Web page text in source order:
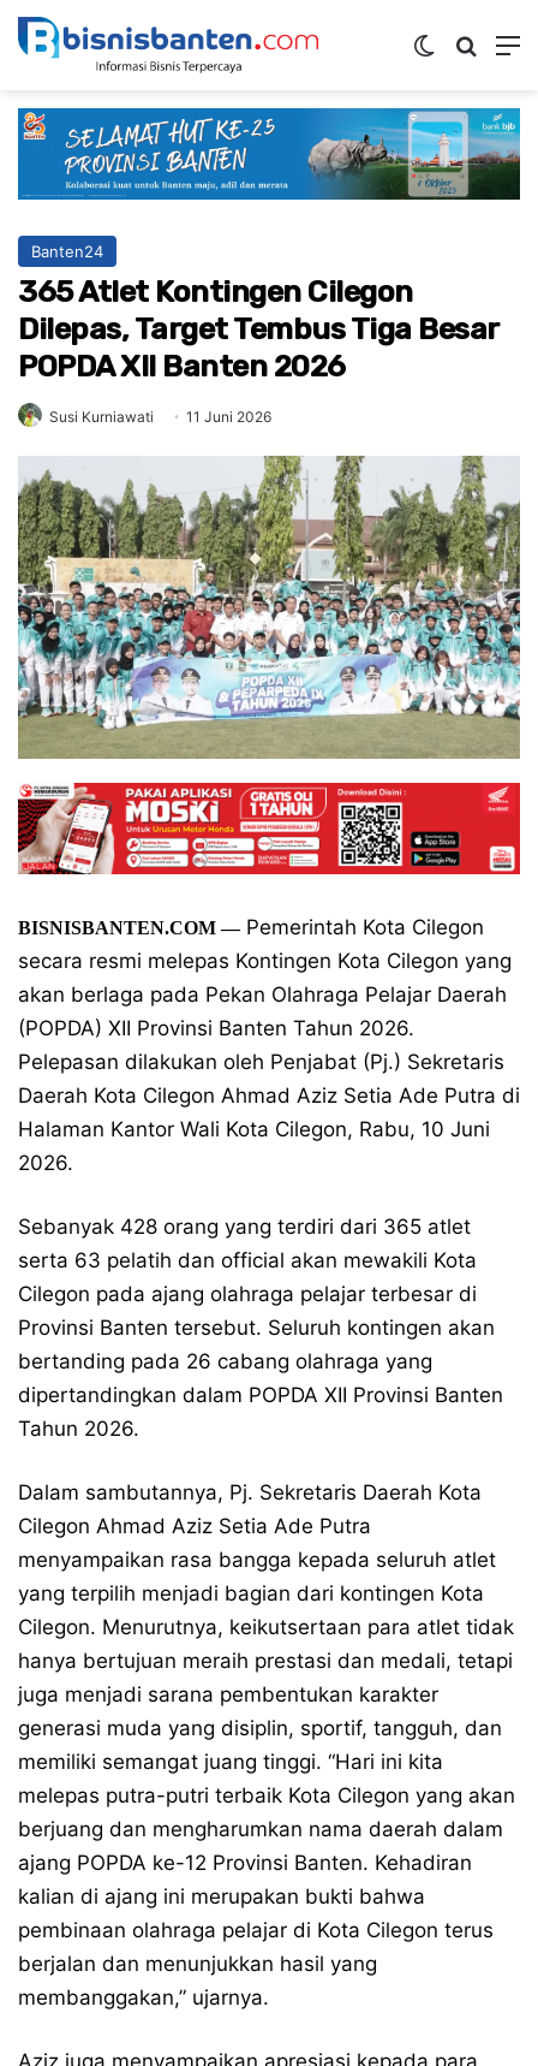
Switch skin
Banten24
365 Atlet Kontingen Cilegon
Dilepas, Target Tembus Tiga Besar
POPDA XII Banten 2026
Susi Kurniawati 11 Juni 2026
BISNISBANTEN.COM —Pemerintah Kota Cilegon
secara resmi melepas Kontingen Kota Cilegon yang
akan berlaga pada Pekan Olahraga Pelajar Daerah
(POPDA) XII Provinsi Banten Tahun 2026.
Pelepasan dilakukan oleh Penjabat (Pj.) Sekretaris
Daerah Kota Cilegon Ahmad Aziz Setia Ade Putra di
Halaman Kantor Wali Kota Cilegon, Rabu, 10 Juni
2026.
Sebanyak 428 orang yang terdiri dari 365 atlet
serta 63 pelatih dan official akan mewakili Kota
Cilegon pada ajang olahraga pelajar terbesar di
Provinsi Banten tersebut. Seluruh kontingen akan
bertanding pada 26 cabang olahraga yang
dipertandingkan dalam POPDA XII Provinsi Banten
Tahun 2026.
Dalam sambutannya, Pj. Sekretaris Daerah Kota
Cilegon Ahmad Aziz Setia Ade Putra
menyampaikan rasa bangga kepada seluruh atlet
yang terpilih menjadi bagian dari kontingen Kota
Cilegon. Menurutnya, keikutsertaan para atlet tidak
hanya bertujuan meraih prestasi dan medali, tetapi
juga menjadi sarana pembentukan karakter
generasi muda yang disiplin, sportif, tangguh, dan
memiliki semangat juang tinggi. “Hari ini kita
melepas putra-putri terbaik Kota Cilegon yang akan
berjuang dan mengharumkan nama daerah dalam
ajang POPDA ke-12 Provinsi Banten. Kehadiran
kalian di ajang ini merupakan bukti bahwa
pembinaan olahraga pelajar di Kota Cilegon terus
berjalan dan menunjukkan hasil yang
membanggakan,” ujarnya.
Aziz juga menyampaikan apresiasi kepada para